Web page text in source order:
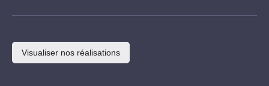
Visualiser nos réalisations